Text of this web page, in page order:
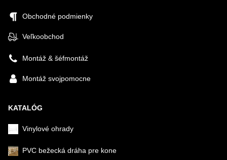
Obchodné podmienky
Veľkoobchod
Montáž & šéfmontáž
Montáž svojpomocne
KATALÓG
Vinylové ohrady
PVC bežecká dráha pre kone